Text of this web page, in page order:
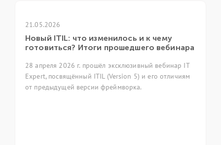
21.05.2026
Новый ITIL: что изменилось и к чему
готовиться? Итоги прошедшего вебинара
28 апреля 2026 г. прошёл эксклюзивный вебинар IT
Expert, посвящённый ITIL (Version 5) и его отличиям
от предыдущей версии фреймворка.